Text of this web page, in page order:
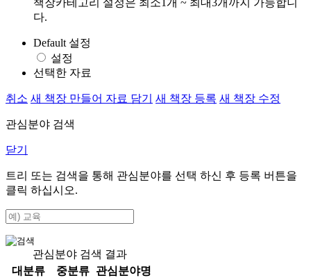
책장카테고리 설정은 최소1개 ~ 최대3개까지 가능합니
다.
Default 설정
설정
선택한 자료
취소 새 책장 만들어 자료 담기 새 책장 등록 새 책장 수정
관심분야 검색
닫기
트리 또는 검색을 통해 관심분야를 선택 하신 후 등록 버튼을
클릭 하십시오.
관심분야 검색 결과
대분류
중분류
관심분야명